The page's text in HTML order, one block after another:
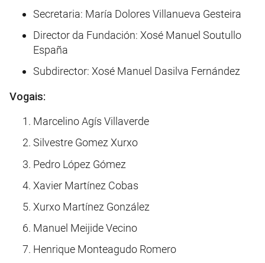
Secretaria: María Dolores Villanueva Gesteira
Director da Fundación: Xosé Manuel Soutullo
España
Subdirector: Xosé Manuel Dasilva Fernández
Vogais:
Marcelino Agís Villaverde
Silvestre Gomez Xurxo
Pedro López Gómez
Xavier Martínez Cobas
Xurxo Martínez González
Manuel Meijide Vecino
Henrique Monteagudo Romero